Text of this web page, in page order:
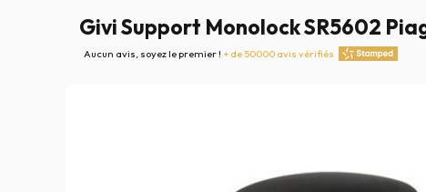
Givi Support Monolock SR5602
Aucun avis, soyez le premier ! + de 50000 avis vérifiés